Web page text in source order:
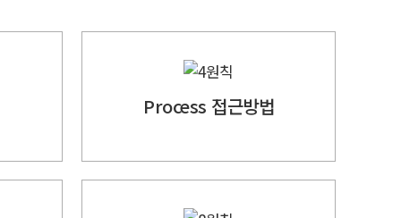
Process 접근방법